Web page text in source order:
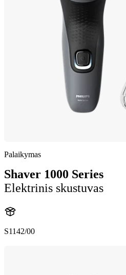
Palaikymas
Shaver 1000 Series
Elektrinis skustuvas
S1142/00